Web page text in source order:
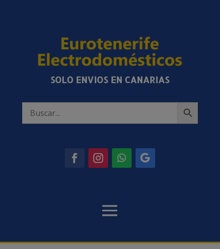
SOLO ENVIOS EN CANARIAS